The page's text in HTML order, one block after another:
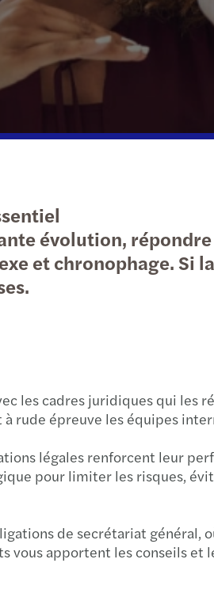
& BTP
médias & télécommunications
évolution,
et chronophage.
les cadres juridiques qui les
rude épreuve les équipes
légales renforcent leur
pour limiter les risques,
de secrétariat général,
vous apportent les conseils